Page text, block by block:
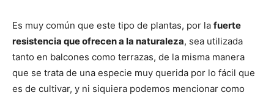
Es muy común que este tipo de plantas, por la fuerte
resistencia que ofrecen a la naturaleza, sea utilizada
tanto en balcones como terrazas, de la misma manera
que se trata de una especie muy querida por lo fácil que
es de cultivar, y ni siquiera podemos mencionar como